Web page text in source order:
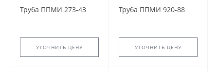
Труба ППМИ 273-43
УТОЧНИТЬ ЦЕНУ
Труба ППМИ 920-88
УТОЧНИТЬ ЦЕНУ